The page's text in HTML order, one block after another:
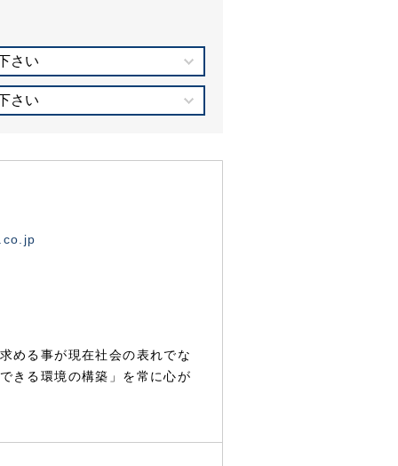
さい
さい
める事が現在社会の表れでな
きる環境の構築」を常に心が